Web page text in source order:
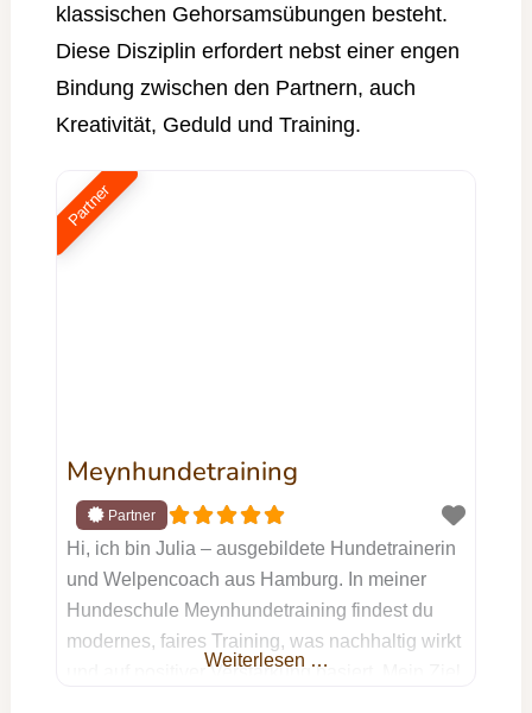
klassischen Gehorsamsübungen besteht.
Diese Disziplin erfordert nebst einer engen
Bindung zwischen den Partnern, auch
Kreativität, Geduld und Training.
Partner
Meynhundetraining
Hi, ich bin Julia – ausgebildete Hundetrainerin
und Welpencoach aus Hamburg. In meiner
Hundeschule Meynhundetraining findest du
modernes, faires Training, was nachhaltig wirkt
und auf positiver Verstärkung basiert. Mein Ziel
Weiterlesen …